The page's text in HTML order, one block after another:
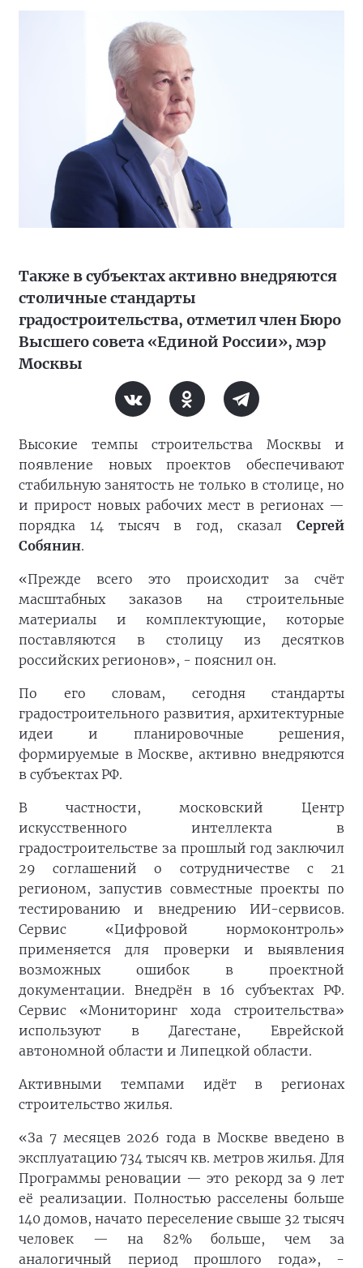
Также в субъектах активно внедряются
столичные стандарты
градостроительства, отметил член Бюро
Высшего совета «Единой России», мэр
Москвы
Высокие темпы строительства Москвы и
появление новых проектов обеспечивают
стабильную занятость не только в столице, но
и прирост новых рабочих мест в регионах —
порядка 14 тысяч в год, сказал Сергей
Собянин.
«Прежде всего это происходит за счёт
масштабных заказов на строительные
материалы и комплектующие, которые
поставляются в столицу из десятков
российских регионов», - пояснил он.
По его словам, сегодня стандарты
градостроительного развития, архитектурные
идеи и планировочные решения,
формируемые в Москве, активно внедряются
в субъектах РФ.
В частности, московский Центр
искусственного интеллекта в
градостроительстве за прошлый год заключил
29 соглашений о сотрудничестве с 21
регионом, запустив совместные проекты по
тестированию и внедрению ИИ-сервисов.
Сервис «Цифровой нормоконтроль»
применяется для проверки и выявления
возможных ошибок в проектной
документации. Внедрён в 16 субъектах РФ.
Сервис «Мониторинг хода строительства»
используют в Дагестане, Еврейской
автономной области и Липецкой области.
Активными темпами идёт в регионах
строительство жилья.
«За 7 месяцев 2026 года в Москве введено в
эксплуатацию 734 тысяч кв. метров жилья. Для
Программы реновации — это рекорд за 9 лет
её реализации. Полностью расселены больше
140 домов, начато переселение свыше 32 тысяч
человек — на 82% больше, чем за
аналогичный период прошлого года», -